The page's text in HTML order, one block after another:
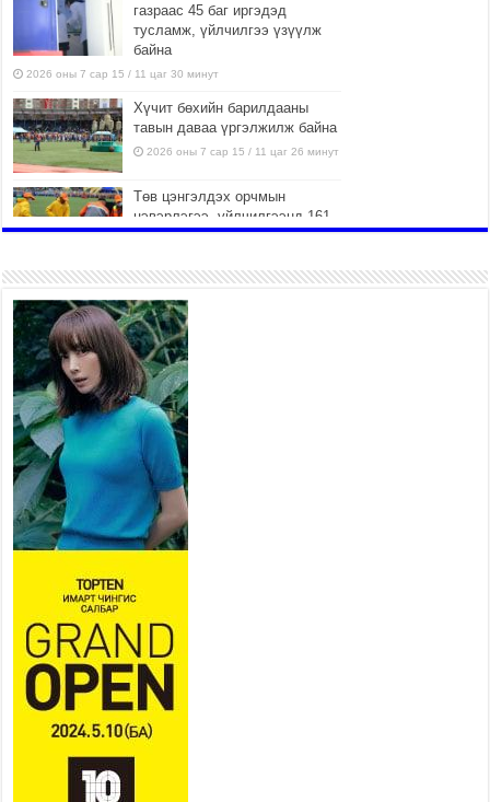
газраас 45 баг иргэдэд
тусламж, үйлчилгээ үзүүлж
байна
2026 оны 7 сар 15 / 11 цаг 30 минут
Хүчит бөхийн барилдааны
тавын даваа үргэлжилж байна
2026 оны 7 сар 15 / 11 цаг 26 минут
Төв цэнгэлдэх орчмын
цэвэрлэгээ, үйлчилгээнд 161
ажилтан, 27 техниктэй
2026 оны 7 сар 15 / 11 цаг 22 минут
Наадмын амралтын өдрүүдэд
нийслэлийн эрүүл мэндийн
байгууллагууд дараах
хуваарийн дагуу ажиллана
2026 оны 7 сар 15 / 11 цаг 18 минут
Үндэсний их баяр наадам
эхэллээ
2026 оны 7 сар 15 / 11 цаг 14 минут
Үер усны аюулаас сэргийлж, нийслэлийн Онцгой
байдлын газрын 162 алба хаагч үүрэг гүйцэтгэж
2026 оны 7 сар 15 / 11 цаг 07 минут
Үндэсний их сурын харваанд 850 харваач цэц
мэргэнээ сорьж байна
2026 оны 7 сар 15 / 11 цаг 03 минут
Төв цэнгэлдэхийн эргэн тойронд
2026 оны 7 сар 15 / 10 цаг 58 минут
Үндэсний их баяр наадмын шагайн харваа
насанд хүрэгчдийн багийн харваагаар
үргэлжилж байна